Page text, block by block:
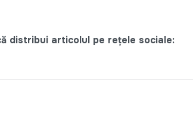
distribui articolul pe rețele sociale:
+ AIESEC = LECŢII DE MARKETING &